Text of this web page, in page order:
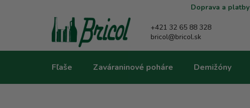
Doprava a platby
+421 32 65 88 328
bricol@bricol.sk
Fľaše Zaváraninové poháre Demižóny